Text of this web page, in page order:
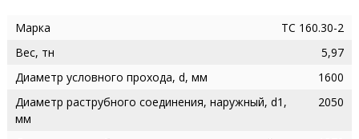
Марка
ТС 160.30-2
Вес, тн
5,97
Диаметр условного прохода, d, мм
1600
Диаметр раструбного соединения, наружный, d1,
мм
2050